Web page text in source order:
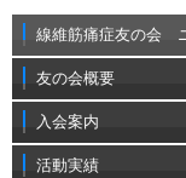
線維筋痛症友の会
友の会概要
入会案内
活動実績